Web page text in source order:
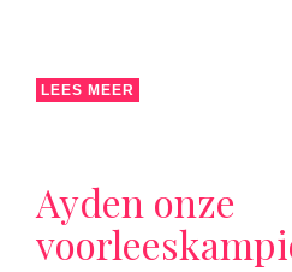
LEES MEER
Ayden onze